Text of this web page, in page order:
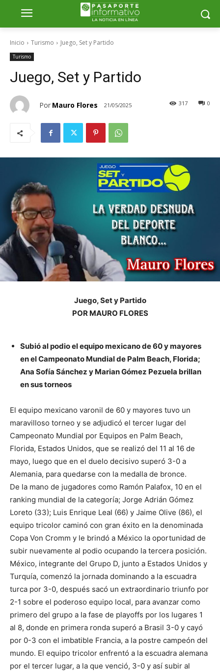
Inicio Turismo Juego, Set y Partido
Turismo
Juego, Set y Partido
Por Mauro Flores 21/05/2025 0
317
Juego, Set y Partido
POR MAURO FLORES
Subió al podio el equipo mexicano de 60 y mayores
en el Campeonato Mundial de Palm Beach, Florida;
Ana Sofía Sánchez y Marian Gómez Pezuela brillan
en sus torneos
El equipo mexicano varonil de 60 y mayores tuvo un
maravilloso torneo y se adjudicó el tercer lugar del
Campeonato Mundial por Equipos en Palm Beach,
Florida, Estados Unidos, que se realizó del 11 al 16 de
mayo, luego que en el duelo decisivo superó 3-0 a
Alemania, para quedarse con la medalla de bronce.
De la mano de jugadores como Ramón Palafox, 10 en el
ranking mundial de la categoría; Jorge Adrián Gómez
Loreto (33); Luis Enrique Leal (66) y Jaime Olive (86), el
equipo tricolor caminó con gran éxito en la denominada
Copa Von Cromm y le brindó a México la oportunidad de
subir nuevamente al podio ocupando la tercera posición.
México, integrante del Grupo D, junto a Estados Unidos y
Turquía, comenzó la jornada dominando a la escuadra
turca por 3-0, después sacó un extraordinario triunfo por
2-1 sobre el poderoso equipo local, para avanzar como
primero del grupo a la fase de playoffs por los lugares 1
al 8, donde en primera ronda superó a Brasil 3-0 y cayó
por 0-3 con el imbatible Francia, a la postre campeón del
mundo. El equipo tricolor enfrentó a la escuadra alemana
por el tercer lugar, a la que venció, 3-0 y así subir al